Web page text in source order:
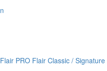
Flair PRO Flair Classic / Signature